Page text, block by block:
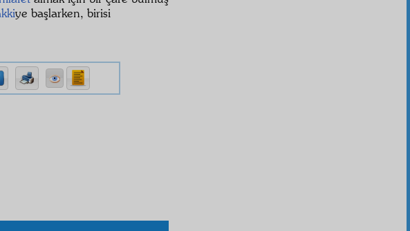
ye başlarken, birisi